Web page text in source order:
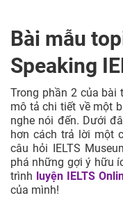
Bài mẫu
Speaking
Trong phần 2 của bài
mô tả chi tiết về một
nghe nói đến. Dưới
hơn cách trả lời một
câu hỏi IELTS
phá những gợi ý hữu
trình luyện IELTS
của mình!